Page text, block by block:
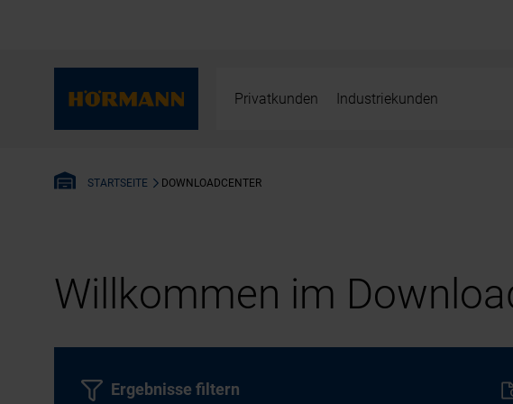
Privatkunden Industriekunden
STARTSEITE DOWNLOADCENTER
Willkommen im
Ergebnisse filtern